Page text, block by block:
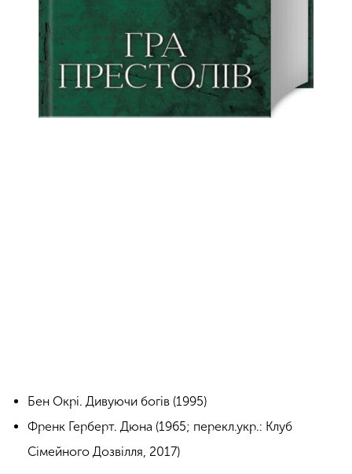
Бен Окрі. Дивуючи богів (1995)
Френк Герберт. Дюна (1965; перекл.укр.: Клуб
Сімейного Дозвілля, 2017)